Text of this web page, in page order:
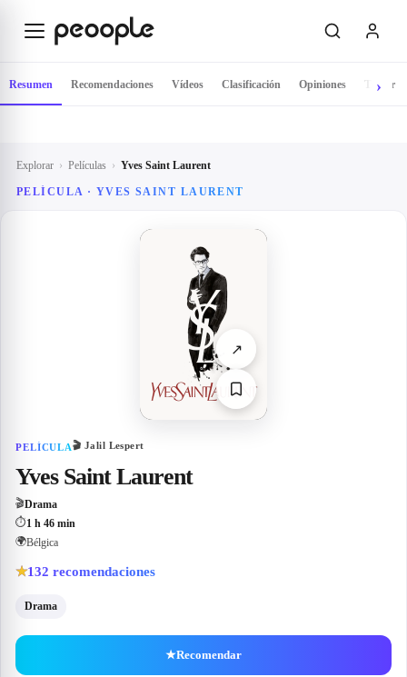
Explorar › Películas › Yves Saint Laurent
PELÍCULA · YVES SAINT LAURENT
↗
PELÍCULA🎬 Jalil Lespert
Yves Saint Laurent
🎬Drama
⏱1 h 46 min
🌍Bélgica
★132 recomendaciones
Drama
★Recomendar
Resumen Recomendaciones Vídeos Clasificación Opiniones Tráiler